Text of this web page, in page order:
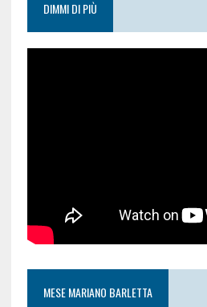
DIMMI DI PIÙ
MESE MARIANO BARLETTA